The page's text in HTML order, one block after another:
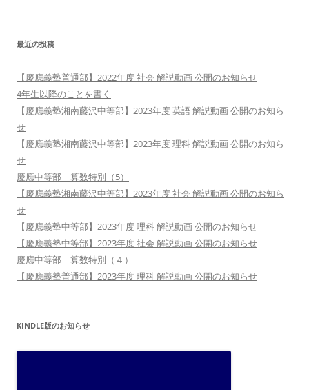
最近の投稿
【慶應義塾普通部】2022年度 社会 解説動画 公開のお知らせ
4年生以降のことを書く
【慶應義塾湘南藤沢中等部】2023年度 英語 解説動画 公開のお知ら
せ
【慶應義塾湘南藤沢中等部】2023年度 理科 解説動画 公開のお知ら
せ
慶應中等部 算数特別（5）
【慶應義塾湘南藤沢中等部】2023年度 社会 解説動画 公開のお知ら
せ
【慶應義塾中等部】2023年度 理科 解説動画 公開のお知らせ
【慶應義塾中等部】2023年度 社会 解説動画 公開のお知らせ
慶應中等部 算数特別（４）
【慶應義塾普通部】2023年度 理科 解説動画 公開のお知らせ
KINDLE版のお知らせ